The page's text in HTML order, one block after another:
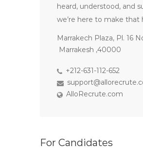
heard, understood, and
we’re here to make that
Marrakech Plaza, Pl. 16
Marrakesh ,40000
+212-631-112-652
AlloRecrute.com
For Candidates